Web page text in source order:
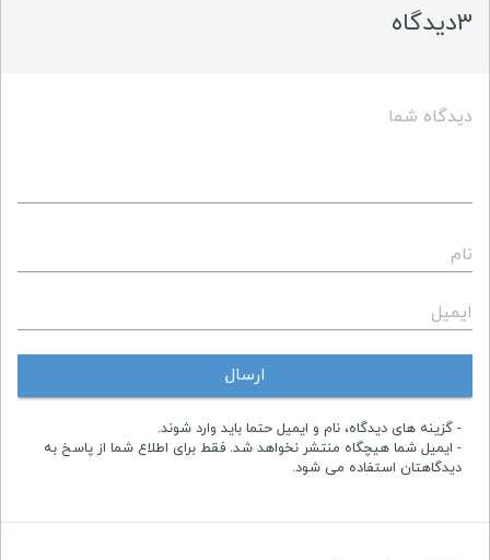
۳دیدگاه
دیدگاه شما
نام
ایمیل
ارسال
- گزینه های دیدگاه، نام و ایمیل حتما باید وارد شوند.
- ایمیل شما هیچگاه منتشر نخواهد شد. فقط برای اطلاع شما از پاسخ به
دیدگاهتان استفاده می شود.